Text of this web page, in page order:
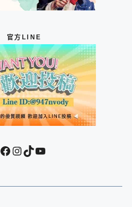
官方LINE
Facebook
Instagram
TikTokYouTube